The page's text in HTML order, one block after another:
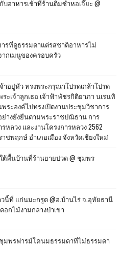
อาหารเช้าที่ร้านติ๋มซำหอเจี๊ยะ @
รที่ดูธรรมดาแต่รสชาติอาหารไม่
กเมนูของครอบครัว
าอยู่หัว ทรงพระกรุณาโปรดเกล้าโปรด
ะเจ้าลูกเธอ เจ้าฟ้าพัชรกิติยาภา นเรนทิ
ระองค์ไปทรงเปิดงานประชุมวิชาการ
างยั่งยืนตามพระราชปณิธาน การ
ลวง และงานโครงการหลวง 2562
พฤกษ์ อำเภอเมือง จังหวัดเชียงใหม่
ต้พื้นบ้านที่ร้านยายปวด @ ชุมพร
วนี้ที่ แก่นมะกรูด @อ.บ้านไร่ จ.อุทัยธานี
กไม้งามกลางป่าเขา
มพรฟารม์โคนมธรรมดาที่ไม่ธรรมดา